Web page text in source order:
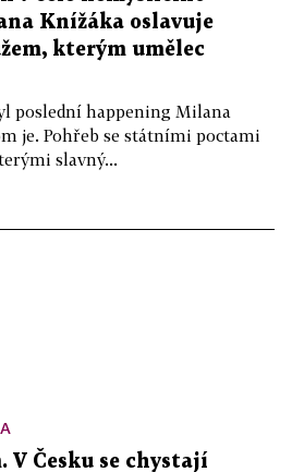
Knížáka oslavuje
kterým umělec
poslední happening Milana
je. Pohřeb se státními poctami
slavný...
V Česku se chystají